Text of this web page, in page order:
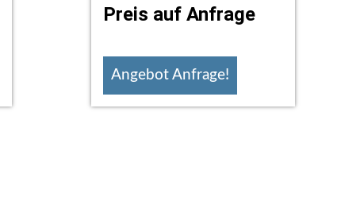
Preis auf Anfrage
Angebot Anfrage!